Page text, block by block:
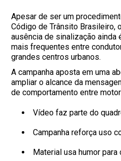
Apesar de ser um
Código de Trânsito Brasileiro,
ausência de sinalização ainda
mais frequentes entre
grandes centros urbanos.
A campanha aposta em uma
ampliar o alcance da
de comportamento entre
Vídeo faz parte do
Campanha reforça uso
Material usa humor